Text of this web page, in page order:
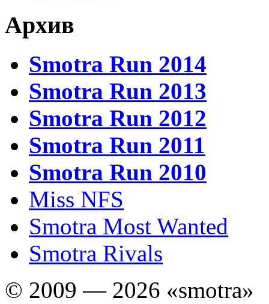
Архив
Smotra Run 2014
Smotra Run 2013
Smotra Run 2012
Smotra Run 2011
Smotra Run 2010
Miss NFS
Smotra Most Wanted
Smotra Rivals
© 2009 — 2026 «smotra»